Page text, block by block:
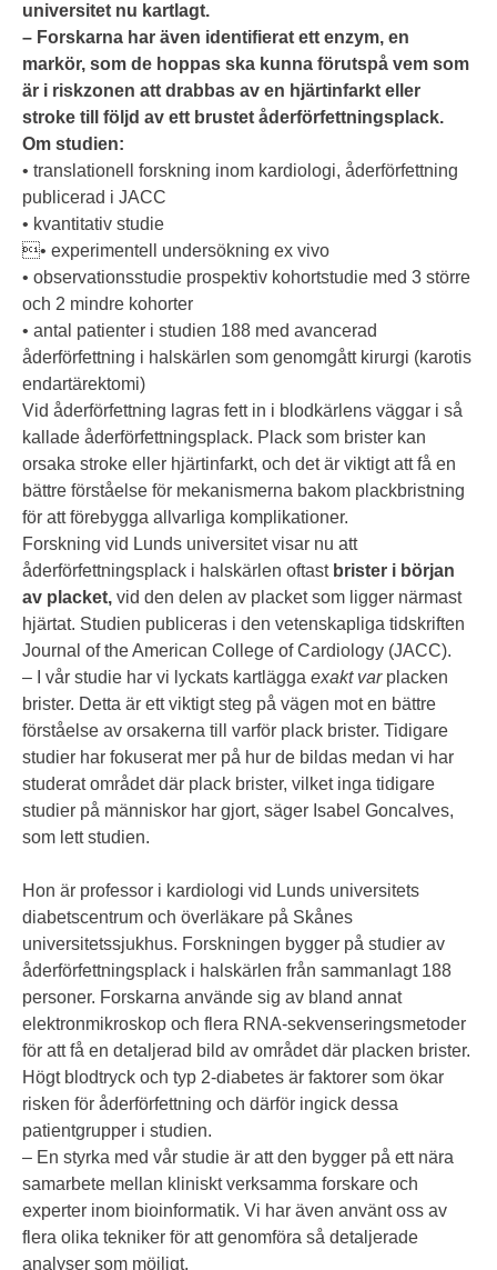
universitet nu kartlagt.
– Forskarna har även identifierat ett enzym, en
markör, som de hoppas ska kunna förutspå vem som
är i riskzonen att drabbas av en hjärtinfarkt eller
stroke till följd av ett brustet åderförfettningsplack.
Om studien:
• translationell forskning inom kardiologi, åderförfettning
publicerad i JACC
• kvantitativ studie
• experimentell undersökning ex vivo
• observationsstudie prospektiv kohortstudie med 3 större
och 2 mindre kohorter
• antal patienter i studien 188 med avancerad
åderförfettning i halskärlen som genomgått kirurgi (karotis
endartärektomi)
Vid åderförfettning lagras fett in i blodkärlens väggar i så
kallade åderförfettningsplack. Plack som brister kan
orsaka stroke eller hjärtinfarkt, och det är viktigt att få en
bättre förståelse för mekanismerna bakom plackbristning
för att förebygga allvarliga komplikationer.
Forskning vid Lunds universitet visar nu att
åderförfettningsplack i halskärlen oftast brister i början
av placket, vid den delen av placket som ligger närmast
hjärtat. Studien publiceras i den vetenskapliga tidskriften
Journal of the American College of Cardiology (JACC).
– I vår studie har vi lyckats kartlägga exakt varplacken
brister. Detta är ett viktigt steg på vägen mot en bättre
förståelse av orsakerna till varför plack brister. Tidigare
studier har fokuserat mer på hur de bildas medan vi har
studerat området där plack brister, vilket inga tidigare
studier på människor har gjort, säger Isabel Goncalves,
som lett studien.
Hon är professor i kardiologi vid Lunds universitets
diabetscentrum och överläkare på Skånes
universitetssjukhus. Forskningen bygger på studier av
åderförfettningsplack i halskärlen från sammanlagt 188
personer. Forskarna använde sig av bland annat
elektronmikroskop och flera RNA-sekvenseringsmetoder
för att få en detaljerad bild av området där placken brister.
Högt blodtryck och typ 2-diabetes är faktorer som ökar
risken för åderförfettning och därför ingick dessa
patientgrupper i studien.
– En styrka med vår studie är att den bygger på ett nära
samarbete mellan kliniskt verksamma forskare och
experter inom bioinformatik. Vi har även använt oss av
flera olika tekniker för att genomföra så detaljerade
analyser som möjligt.